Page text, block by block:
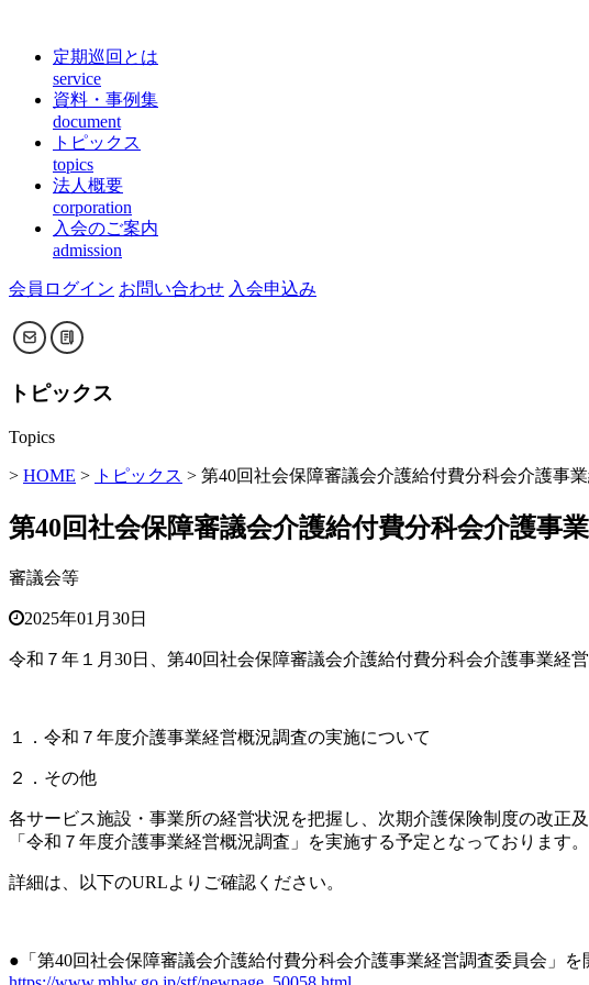
定期巡回とは
service
資料・事例集
document
トピックス
topics
法人概要
corporation
入会のご案内
admission
会員ログイン お問い合わせ 入会申込み
トピックス
Topics
> HOME > トピックス > 第40回社会保障審議会介護給付費分科会介護事
第40回社会保障審議会介護給付費分科会介護事
審議会等
2025年01月30日
令和７年１月30日、第40回社会保障審議会介護給付費分科会介護事業経
１． 令和７年度介護事業経営概況調査の実施について
２． その他
各サービス施設・事業所の経営状況を把握し、次期介護保険制度の改正
「令和７年度介護事業経営概況調査」を実施する予定となっております。
詳細は、以下のURLよりご確認ください。
●「第40回社会保障審議会介護給付費分科会介護事業経営調査委員会」を